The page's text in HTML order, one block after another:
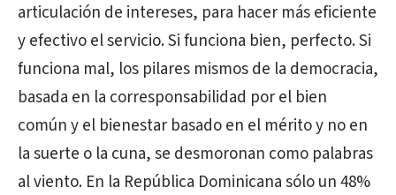
articulación de intereses, para hacer más eficiente
y efectivo el servicio. Si funciona bien, perfecto. Si
funciona mal, los pilares mismos de la democracia,
basada en la corresponsabilidad por el bien
común y el bienestar basado en el mérito y no en
la suerte o la cuna, se desmoronan como palabras
al viento. En la República Dominicana sólo un 48%